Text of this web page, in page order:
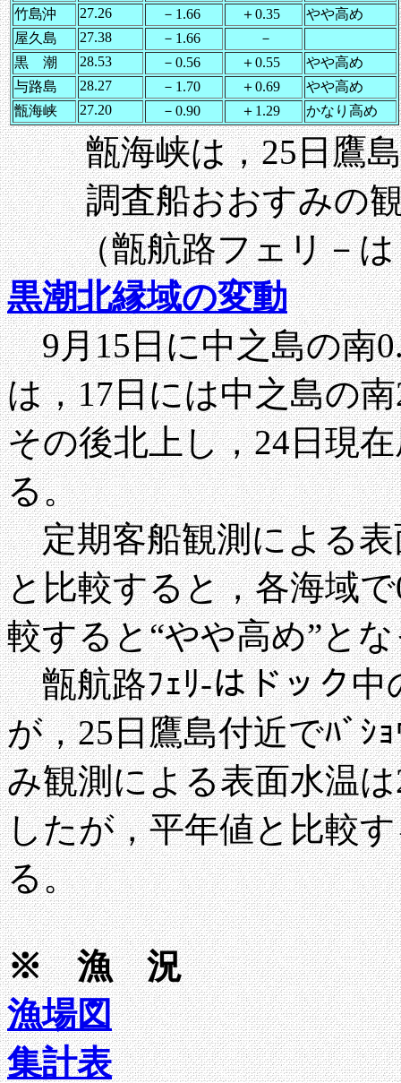
竹島沖
27.26 －1.66 ＋0.35
やや高め
屋久島
27.38 －1.66
－
黒 潮
28.53 －0.56 ＋0.55
やや高め
与路島
28.27 －1.70 ＋0.69
やや高め
甑海峡
27.20 －0.90 ＋1.29 かなり高め
甑海峡は，25日鷹島
調査船おおすみの
（甑航路フェリ－は
黒潮北縁域の変動
9月15日に中之島の南
は，17日には中之島の
その後北上し，24日現
る。
定期客船観測による表
と比較すると，各海域
較すると“やや高め”と
甑航路ﾌｪﾘ-はドック中
が，25日鷹島付近でﾊﾞｼ
み観測による表面水温
したが，平年値と比較
る。
※ 漁 況
漁場図
集計表